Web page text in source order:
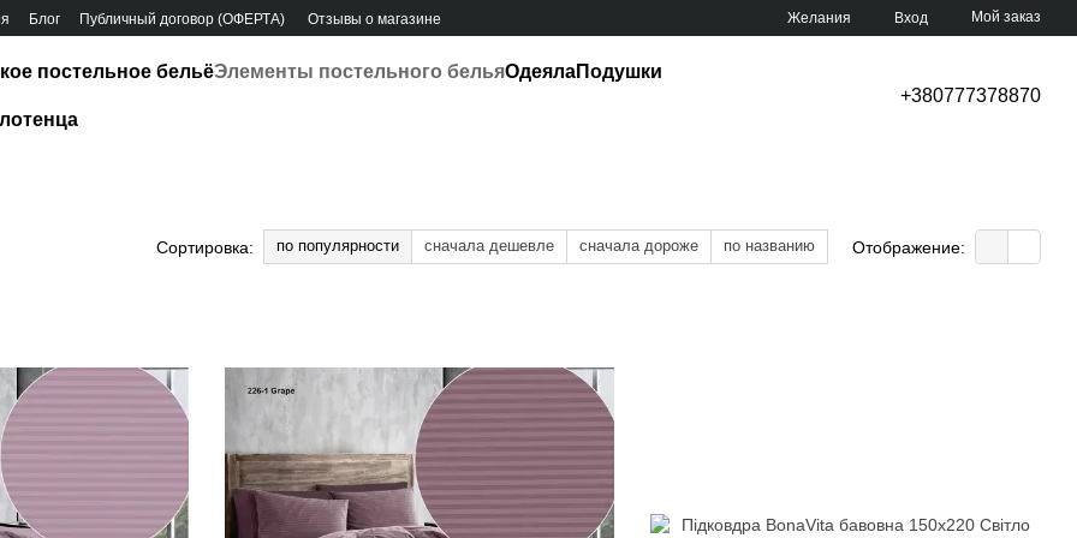
Блог Публичный договор (ОФЕРТА) Отзывы о магазине Желания Вход Мой заказ
постельное бельёЭлементы постельного бельяОдеялаПодушки
+380777378870
Сортировка: по популярности сначала дешевле сначала дороже по названию Отображение: